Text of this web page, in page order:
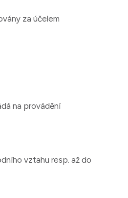
za účelem
na provádění
vztahu resp. až do